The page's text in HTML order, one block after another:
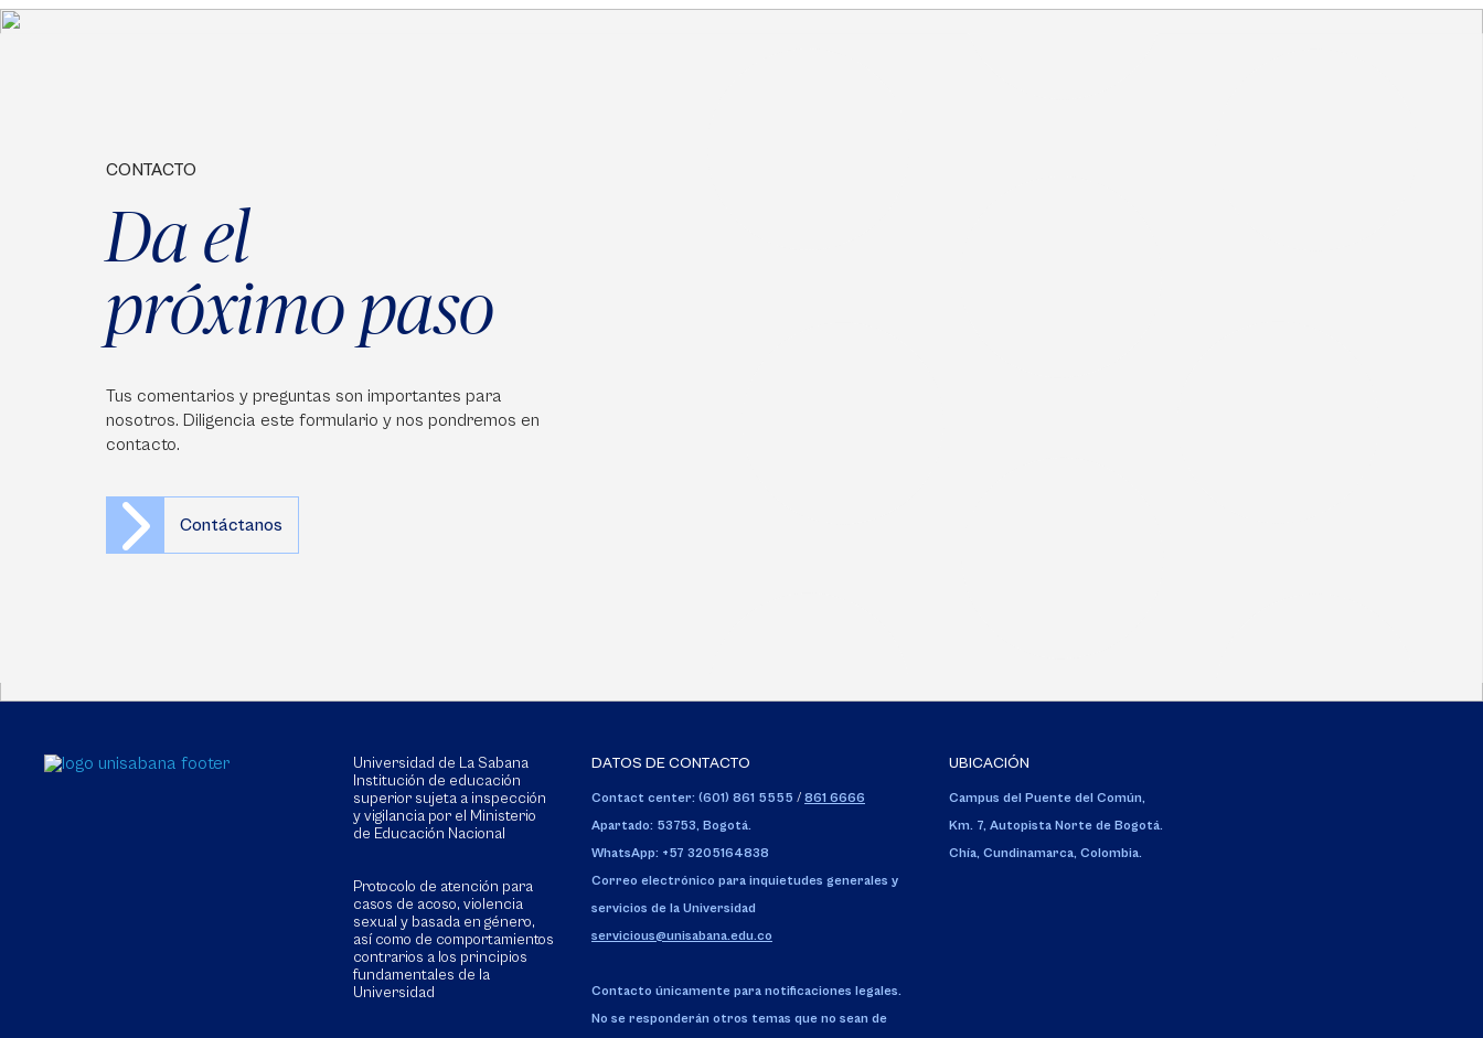
CONTACTO
Da el
próximo paso
Tus comentarios y preguntas son importantes para
nosotros. Diligencia este formulario y nos pondremos en
contacto.
Contáctanos
Universidad de La Sabana
Institución de educación
superior sujeta a inspección
y vigilancia por el Ministerio
de Educación Nacional
Protocolo de atención para
casos de acoso, violencia
sexual y basada en género,
así como de comportamientos
contrarios a los principios
fundamentales de la
Universidad
DATOS DE CONTACTO
Contact center: (601) 861 5555 / 861 6666
Apartado: 53753, Bogotá.
WhatsApp: +57 3205164838
Correo electrónico para inquietudes generales y
servicios de la Universidad
servicious@unisabana.edu.co
Contacto únicamente para notificaciones legales.
No se responderán otros temas que no sean de
UBICACIÓN
Campus del Puente del Común,
Km. 7, Autopista Norte de Bogotá.
Chía, Cundinamarca, Colombia.